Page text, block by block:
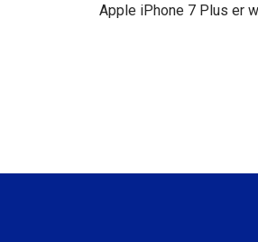
Apple iPhone 7 Plus er